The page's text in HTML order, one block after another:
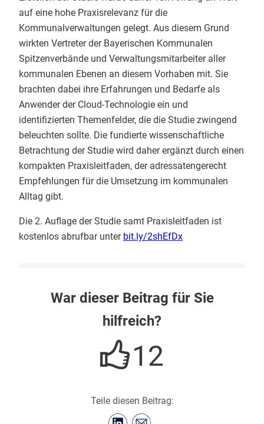
auf eine hohe Praxisrelevanz für die
Kommunalverwaltungen gelegt. Aus diesem Grund
wirkten Vertreter der Bayerischen Kommunalen
Spitzenverbände und Verwaltungsmitarbeiter aller
kommunalen Ebenen an diesem Vorhaben mit. Sie
brachten dabei ihre Erfahrungen und Bedarfe als
Anwender der Cloud-Technologie ein und
identifizierten Themenfelder, die die Studie zwingend
beleuchten sollte. Die fundierte wissenschaftliche
Betrachtung der Studie wird daher ergänzt durch einen
kompakten Praxisleitfaden, der adressatengerecht
Empfehlungen für die Umsetzung im kommunalen
Alltag gibt.
Die 2. Auflage der Studie samt Praxisleitfaden ist
kostenlos abrufbar unter bit.ly/2shEfDx
War dieser Beitrag für Sie
hilfreich?
12
Teile diesen Beitrag: